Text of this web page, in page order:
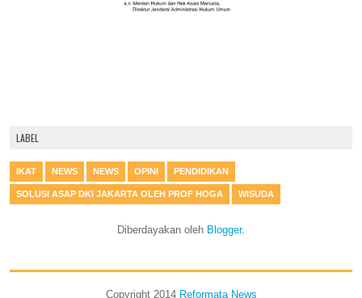
LABEL
IKAT NEWS NEWS OPINI PENDIDIKAN
SOLUSI ASAP DKI JAKARTA OLEH PROF HOGA WISUDA
Diberdayakan oleh Blogger.
Copyright 2014 Reformata News